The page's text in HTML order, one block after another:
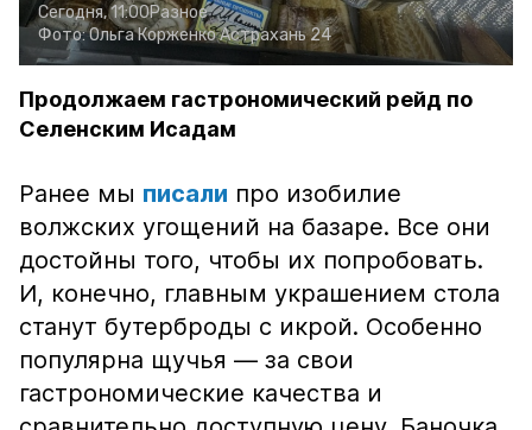
Сегодня, 11:00Разное
Фото:Ольга КорженкоАстрахань 24
Продолжаем гастрономический рейд по
Селенским Исадам
Ранее мы писали про изобилие
волжских угощений на базаре. Все они
достойны того, чтобы их попробовать.
И, конечно, главным украшением стола
станут бутерброды с икрой. Особенно
популярна щучья — за свои
гастрономические качества и